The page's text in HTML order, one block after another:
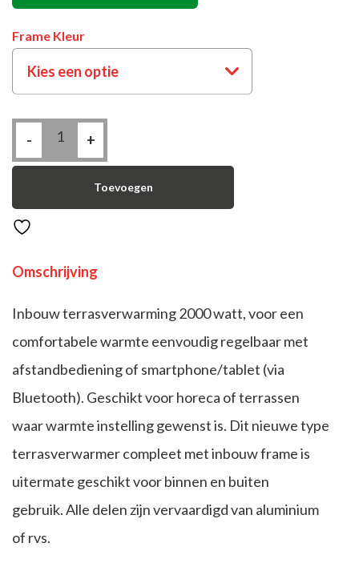
Frame Kleur
Kies een optie
-
Inbouw
Infrarood
2000
+
Toevoegen
Omschrijving
Inbouw terrasverwarming 2000 watt, voor een
comfortabele warmte eenvoudig regelbaar met
afstandbediening of smartphone/tablet (via
Bluetooth). Geschikt voor horeca of terrassen
waar warmte instelling gewenst is. Dit nieuwe type
terrasverwarmer compleet met inbouw frame is
uitermate geschikt voor binnen en buiten
gebruik. Alle delen zijn vervaardigd van aluminium
of rvs.